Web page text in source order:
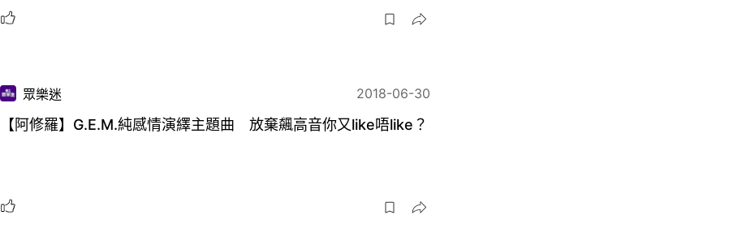
眾樂迷 2018-06-30
【阿修羅】G.E.M.純感情演繹主題曲 放棄飆高音你又like唔like？